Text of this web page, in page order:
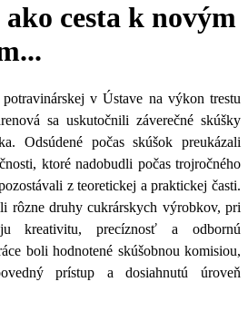
cesta k novým
v Ústave na výkon trestu
sa uskutočnili záverečné skúšky
. Odsúdené počas skúšok preukázali
ktoré nadobudli počas trojročného
z teoretickej a praktickej časti.
rôzne druhy cukrárskych výrobkov, pri
kreativitu, precíznosť a odbornú
boli hodnotené skúšobnou komisiou,
prístup a dosiahnutú úroveň